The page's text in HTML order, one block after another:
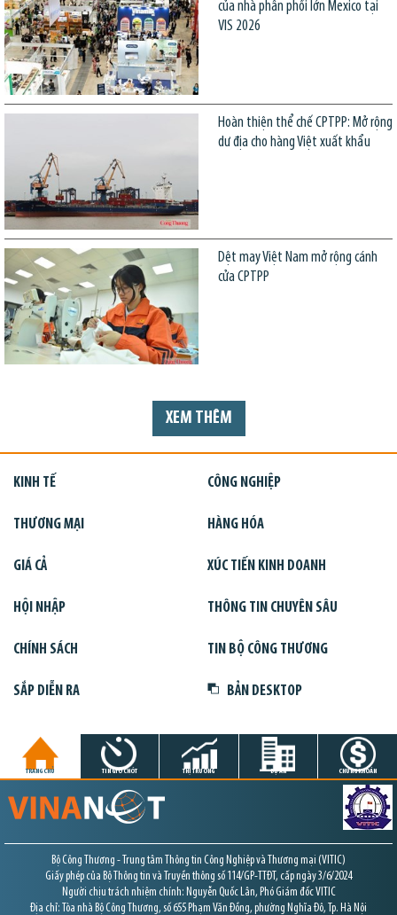
của nhà phân phối lớn Mexico tại
VIS 2026
Hoàn thiện thể chế CPTPP: Mở rộng
dư địa cho hàng Việt xuất khẩu
Dệt may Việt Nam mở rộng cánh
cửa CPTPP
XEM THÊM
KINH TẾ CÔNG NGHIỆP
THƯƠNG MẠI HÀNG HÓA
GIÁ CẢ XÚC TIẾN KINH DOANH
HỘI NHẬP THÔNG TIN CHUYÊN SÂU
CHÍNH SÁCH TIN BỘ CÔNG THƯƠNG
SẮP DIỄN RA BẢN DESKTOP
TRANG CHỦ TIN GIỜ CHÓT THỊ TRƯỜNG DỰ ÁN CHỨNG KHOÁN
Bộ Công Thương - Trung tâm Thông tin Công Nghiệp và Thương mại (VITIC)
Giấy phép của Bộ Thông tin và Truyền thông số 114/GP-TTĐT, cấp ngày 3/6/2024
Người chịu trách nhiệm chính: Nguyễn Quốc Lân, Phó Giám đốc VITIC
Địa chỉ: Tòa nhà Bộ Công Thương, số 655 Phạm Văn Đồng, phường Nghĩa Đô, Tp. Hà Nội